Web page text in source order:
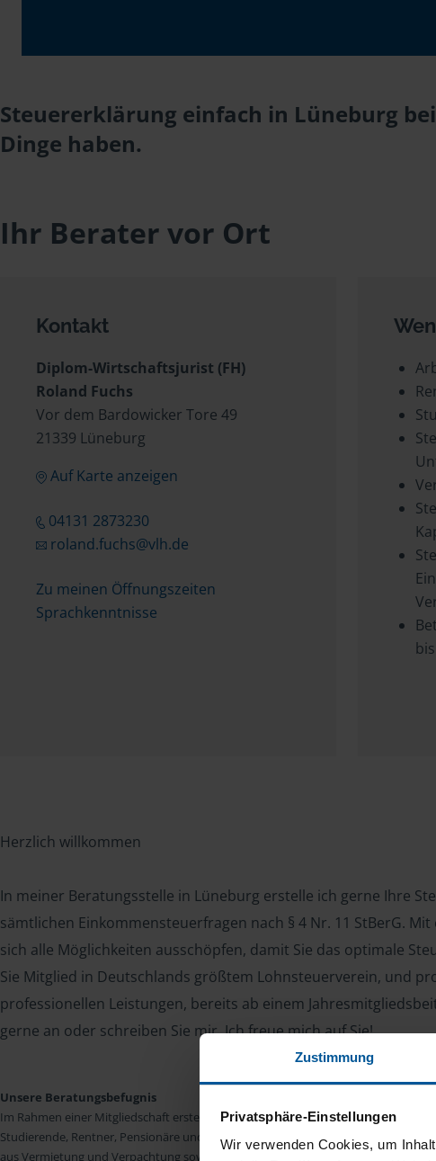
Zustimmung
Privatsphäre-Einstellungen
Wir verwenden Cookies, um
Steuererklärung einfach in Lüneburg
Dinge haben.
Ihr Berater vor Ort
Kontakt
Diplom-Wirtschaftsjurist (FH)
Roland Fuchs
Vor dem Bardowicker Tore 49
21339 Lüneburg
Auf Karte anzeigen
04131 2873230
roland.fuchs@vlh.de
Zu meinen Öffnungszeiten
Sprachkenntnisse
Herzlich willkommen
In meiner Beratungsstelle in Lüneburg erstelle ich gerne Ihre
sämtlichen Einkommensteuerfragen nach § 4 Nr. 11 StBerG.
sich alle Möglichkeiten ausschöpfen, damit Sie das optimale
Sie Mitglied in Deutschlands größtem Lohnsteuerverein, und
professionellen Leistungen, bereits ab einem
gerne an oder schreiben Sie mir. Ich freue mich auf Sie!
Unsere Beratungsbefugnis
Im Rahmen einer Mitgliedschaft erstellen wir die Einkommensteuererklärung für
Studierende, Rentner, Pensionäre und Unterhaltsempfänger nach § 4 Nr. 11
aus Vermietung und Verpachtung sowie Kapitalerträgen sind wir in vielen Fällen